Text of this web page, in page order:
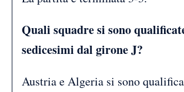
Quali squadre si sono
sedicesimi dal girone J?
Austria e Algeria si sono